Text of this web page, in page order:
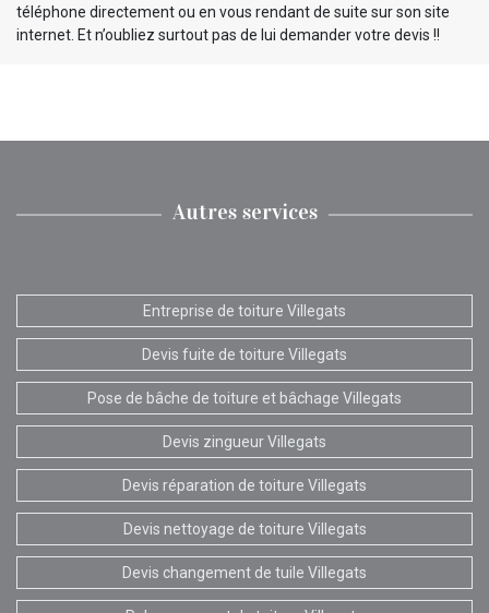
téléphone directement ou en vous rendant de suite sur son site
internet. Et n’oubliez surtout pas de lui demander votre devis !!
Autres services
Entreprise de toiture Villegats
Devis fuite de toiture Villegats
Pose de bâche de toiture et bâchage Villegats
Devis zingueur Villegats
Devis réparation de toiture Villegats
Devis nettoyage de toiture Villegats
Devis changement de tuile Villegats